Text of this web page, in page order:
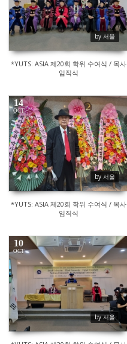
by 서울
*YUTS: ASIA 제20회 학위 수여식 / 목사
임직식
14
OCT
by 서울
1349
*YUTS: ASIA 제20회 학위 수여식 / 목사
임직식
10
OCT
by 서울
503